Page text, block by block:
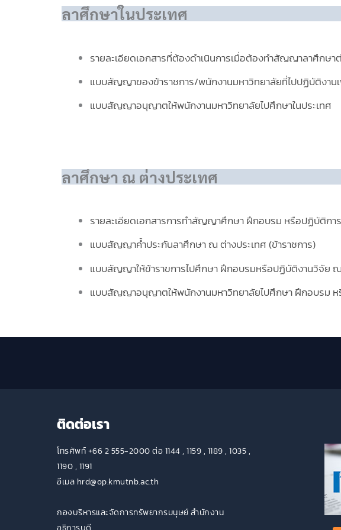
ลาศึกษาในประเทศ
รายละเอียดเอกสารที่ต้องดำเนินการเมื่อต้องทำสัญญาลาศึกษา
แบบสัญญาของข้าราชการ/พนักงานมหาวิทยาลัยที่ไปปฏิบัติงาน
แบบสัญญาอนุญาตให้พนักงานมหาวิทยาลัยไปศึกษาในประเทศ
ลาศึกษา ณ ต่างประเทศ
รายละเอียดเอกสารการทำสัญญาศึกษา ฝึกอบรม หรือปฏิบัติกา
แบบสัญญาค้ำประกันลาศึกษา ณ ต่างประเทศ (ข้าราชการ)
แบบสัญญาให้ข้าราขการไปศึกษา ฝึกอบรมหรือปฏิบัติงานวิจัย ณ
แบบสัญญาอนุญาตให้พนักงานมหาวิทยาลัยไปศึกษา ฝึกอบรม
ติดต่อเรา
โทรศัพท์ +66 2 555-2000 ต่อ 1144 , 1159 , 1189 , 1035 ,
1190 , 1191
อีเมล hrd@op.kmutnb.ac.th
กองบริหารและจัดการทรัพยากรมนุษย์ สำนักงาน